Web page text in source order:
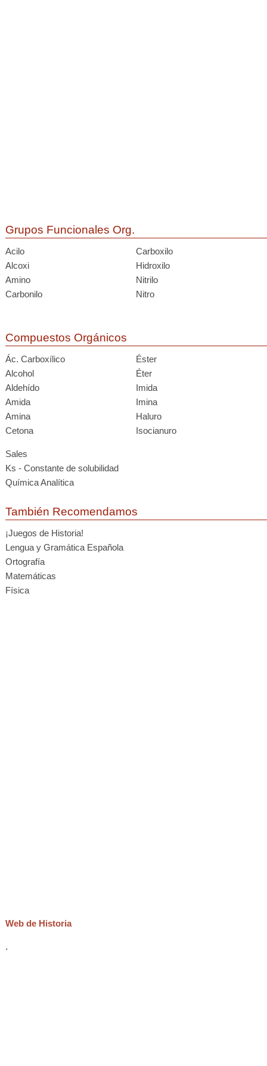
Grupos Funcionales Org.
Acilo
Carboxilo
Alcoxi
Hidroxilo
Amino
Nitrilo
Carbonilo
Nitro
Compuestos Orgánicos
Ác. Carboxílico
Éster
Alcohol
Éter
Aldehído
Imida
Amida
Imina
Amina
Haluro
Cetona
Isocianuro
Sales
Ks - Constante de solubilidad
Química Analítica
También Recomendamos
¡Juegos de Historia!
Lengua y Gramática Española
Ortografía
Matemáticas
Física
Web de Historia
.